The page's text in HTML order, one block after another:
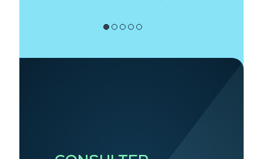
●●●
●
●